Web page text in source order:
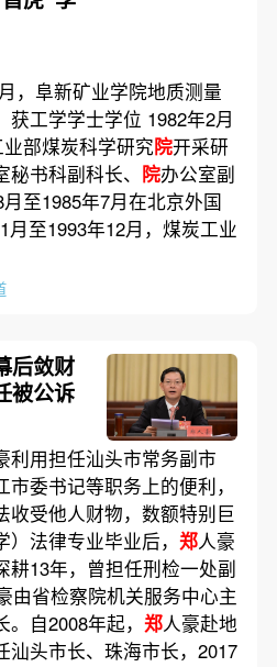
，阜新矿业学院地质测量
获工学学士学位 1982年2月
部煤炭科学研究院开采研
秘书科副科长、 院办公室副
至1985年7月在北京外国
月至1993年12月，煤炭工业
后敛财
被公诉
利用担任汕头市常务副市
委书记等职务上的便利，
收受他人财物，数额特别巨
法律专业毕业后， 郑人豪
耕13年，曾担任刑检一处副
由省检察院机关服务中心主
自2008年起， 郑人豪赴地
汕头市长、珠海市长，2017